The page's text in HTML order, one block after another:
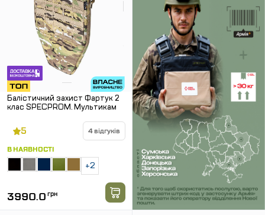
Балістичний захист Фартук 2
клас SPECPROM. Мультикам
5 4 відгуків
В НАЯВНОСТІ
+2
3990.0 грн